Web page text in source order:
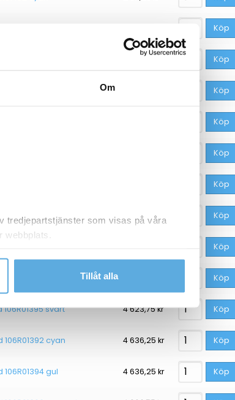
Om
tredjepartstjänster som visas på våra
Tillåt alla
Köp
2 323,75 Köp
gul Köp
Köp
Köp
Köp
svart 2 998,75 Köp
Köp
113R00726 svart Köp
svart 4 623,75kr Köp
cyan 4 636,25 kr Köp
gul 4 636,25 kr Köp